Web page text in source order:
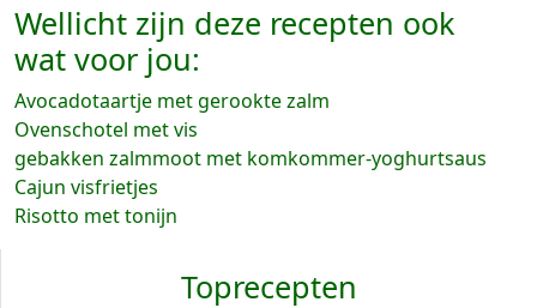
Wellicht zijn deze recepten ook
wat voor jou:
Avocadotaartje met gerookte zalm
Ovenschotel met vis
gebakken zalmmoot met komkommer-yoghurtsaus
Cajun visfrietjes
Risotto met tonijn
Toprecepten